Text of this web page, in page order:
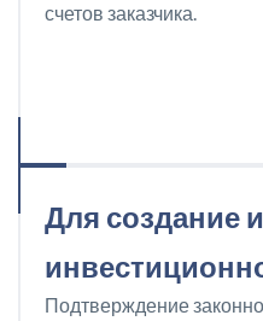
счетов заказчика.
Для создание
Подтверждение